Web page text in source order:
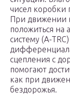
чисел коробки
При движении
положиться на
систему (A-
сцепления с
помогают
как при
бездорожья.